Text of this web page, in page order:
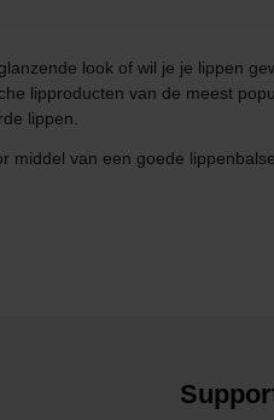
look of wil je je lippen
lipproducten van de meest
lippen.
van een goede